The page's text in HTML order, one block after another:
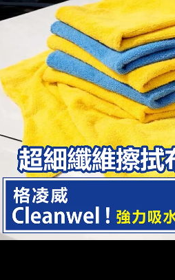
專用冷氣濾網(賓士
MB166PC
NT$1,420
加入購物車
退款政策 隱私政策